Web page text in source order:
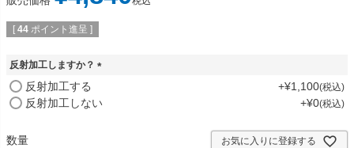
[ 44 ポイント進呈 ]
反射加工しますか？
反射加工する +¥1,100 税込
反射加工しない +¥0 税込
お気に入りに登録する